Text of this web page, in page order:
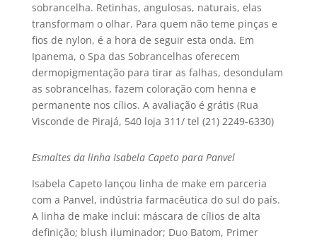
sobrancelha. Retinhas, angulosas, naturais, elas
transformam o olhar. Para quem não teme pinças e
fios de nylon, é a hora de seguir esta onda. Em
Ipanema, o Spa das Sobrancelhas oferecem
dermopigmentação para tirar as falhas, desondulam
as sobrancelhas, fazem coloração com henna e
permanente nos cí­lios. A avaliação é grátis (Rua
Visconde de Pirajá, 540 loja 311/ tel (21) 2249-6330)
Esmaltes da linha Isabela Capeto para Panvel
Isabela Capeto lançou linha de make em parceria
com a Panvel, indústria farmacêutica do sul do paí­s.
A linha de make inclui: máscara de cí­lios de alta
definição; blush iluminador; Duo Batom, Primer